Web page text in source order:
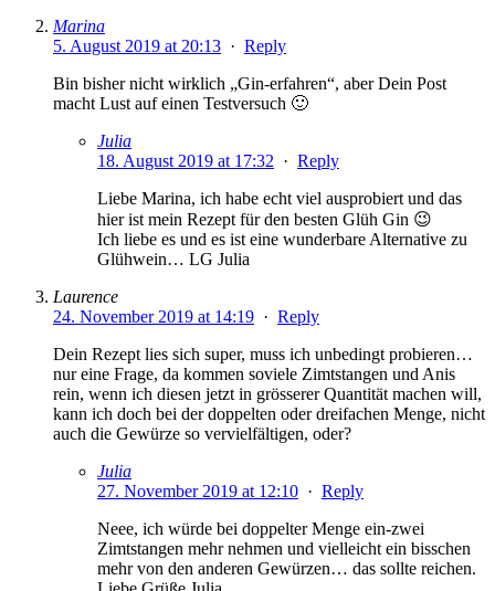
Marina
5. August 2019 at 20:13 · Reply
Bin bisher nicht wirklich „Gin-erfahren“, aber Dein Post
macht Lust auf einen Testversuch 🙂
Julia
18. August 2019 at 17:32 · Reply
Liebe Marina, ich habe echt viel ausprobiert und das
hier ist mein Rezept für den besten Glüh Gin 😉
Ich liebe es und es ist eine wunderbare Alternative zu
Glühwein… LG Julia
Laurence
24. November 2019 at 14:19 · Reply
Dein Rezept lies sich super, muss ich unbedingt probieren…
nur eine Frage, da kommen soviele Zimtstangen und Anis
rein, wenn ich diesen jetzt in grösserer Quantität machen will,
kann ich doch bei der doppelten oder dreifachen Menge, nicht
auch die Gewürze so vervielfältigen, oder?
Julia
27. November 2019 at 12:10 · Reply
Neee, ich würde bei doppelter Menge ein-zwei
Zimtstangen mehr nehmen und vielleicht ein bisschen
mehr von den anderen Gewürzen… das sollte reichen.